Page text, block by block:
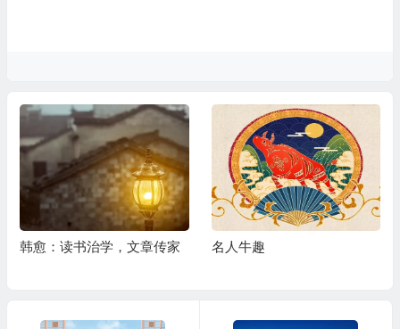
韩愈：读书治学，文章传家 名人牛趣